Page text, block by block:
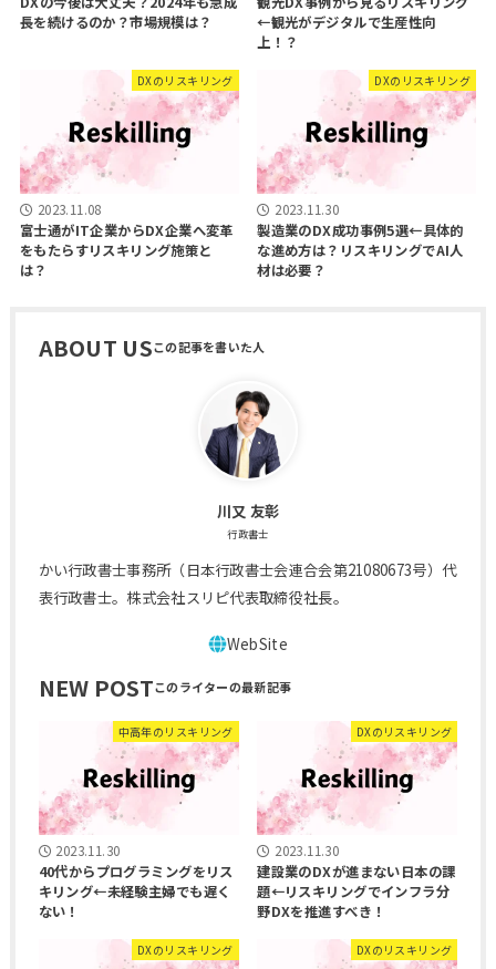
長を続けるのか？市場規模は？
←観光がデジタルで生産性向
上！？
DXのリスキリング
2023.11.08
富士通がIT企業からDX企業へ変革
をもたらすリスキリング施策と
は？
DXのリスキリング
2023.11.30
製造業のDX成功事例5選←具体的
な進め方は？リスキリングでAI人
材は必要？
ABOUT US
川又 友彰
行政書士
かい行政書士事務所（日本行政書士会連合会第21080673号）代
表行政書士。株式会社スリピ代表取締役社長。
NEW POST
中高年のリスキリング
2023.11.30
40代からプログラミングをリス
キリング←未経験主婦でも遅く
ない！
DXのリスキリング
2023.11.30
建設業のDXが進まない日本の課
題←リスキリングでインフラ分
野DXを推進すべき！
DXのリスキリング DXのリスキリング